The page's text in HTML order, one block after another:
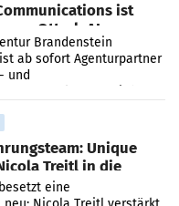
ist
von OtterlyAI
Brandenstein
ab sofort Agenturpartner
und
Unique
Treitl in die
eine